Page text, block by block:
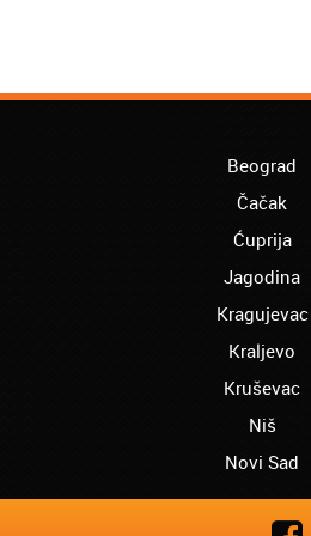
Beograd
Čačak
Ćuprija
Jagodina
Kragujevac
Kraljevo
Kruševac
Niš
Novi Sad